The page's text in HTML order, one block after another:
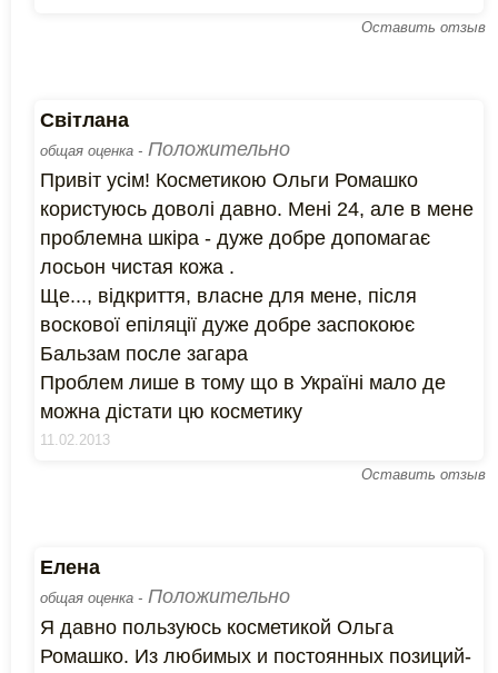
Оставить отзыв
Світлана
общая оценка - Положительно
Привіт усім! Косметикою Ольги Ромашко
користуюсь доволі давно. Мені 24, але в мене
проблемна шкіра - дуже добре допомагає
лосьон чистая кожа .
Ще..., відкриття, власне для мене, після
воскової епіляції дуже добре заспокоює
Бальзам после загара
Проблем лише в тому що в Україні мало де
можна дістати цю косметику
11.02.2013
Оставить отзыв
Елена
общая оценка - Положительно
Я давно пользуюсь косметикой Ольга
Ромашко. Из любимых и постоянных позиций-